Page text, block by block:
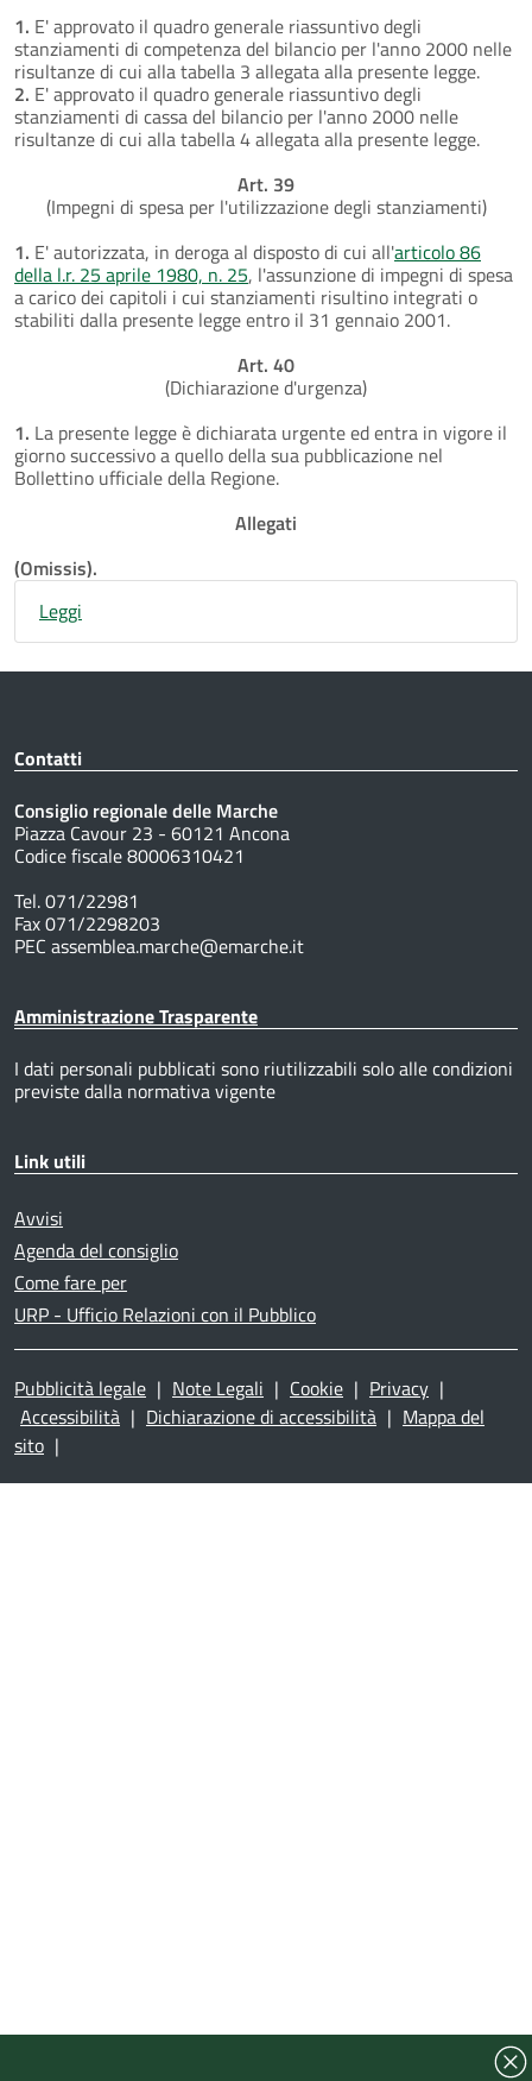
1. E' approvato il quadro generale riassuntivo degli
stanziamenti di competenza del bilancio per l'anno 2000 nelle
risultanze di cui alla tabella 3 allegata alla presente legge.
2. E' approvato il quadro generale riassuntivo degli
stanziamenti di cassa del bilancio per l'anno 2000 nelle
risultanze di cui alla tabella 4 allegata alla presente legge.
Art. 39
(Impegni di spesa per l'utilizzazione degli stanziamenti)
1. E' autorizzata, in deroga al disposto di cui all'articolo 86
della l.r. 25 aprile 1980, n. 25, l'assunzione di impegni di spesa
a carico dei capitoli i cui stanziamenti risultino integrati o
stabiliti dalla presente legge entro il 31 gennaio 2001.
Art. 40
(Dichiarazione d'urgenza)
1. La presente legge è dichiarata urgente ed entra in vigore il
giorno successivo a quello della sua pubblicazione nel
Bollettino ufficiale della Regione.
Allegati
(Omissis).
Leggi
Contatti
Consiglio regionale delle Marche
Piazza Cavour 23 - 60121 Ancona
Codice fiscale 80006310421
Tel. 071/22981
Fax 071/2298203
PEC assemblea.marche@emarche.it
Amministrazione Trasparente
I dati personali pubblicati sono riutilizzabili solo alle condizioni
previste dalla normativa vigente
Link utili
Avvisi
Agenda del consiglio
Come fare per
URP - Ufficio Relazioni con il Pubblico
Pubblicità legale | Note Legali | Cookie | Privacy |
Accessibilità | Dichiarazione di accessibilità | Mappa del
sito |